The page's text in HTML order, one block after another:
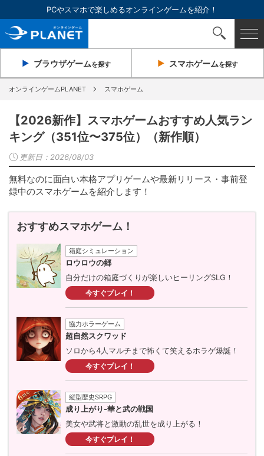
PCやスマホで楽しめるオンラインゲームを紹介！
ブラウザゲームを探す スマホゲームを探す
オンラインゲームPLANET スマホゲーム
【2026新作】スマホゲームおすすめ人気ラン
キング（351位〜375位）（新作順）
更新日： 2026/08/03
無料なのに面白い本格アプリゲームや最新リリース・事前登
録中のスマホゲームを紹介します！
おすすめスマホゲーム！
箱庭シミュレーション
ロウロウの郷
自分だけの箱庭づくりが楽しいヒーリングSLG！
今すぐプレイ！
協力ホラーゲーム
超自然スクワッド
ソロから4人マルチまで怖くて笑えるホラゲ爆誕！
今すぐプレイ！
縦型歴史SRPG
成り上がり-華と武の戦国
美女や武将と激動の乱世を成り上がる！
今すぐプレイ！